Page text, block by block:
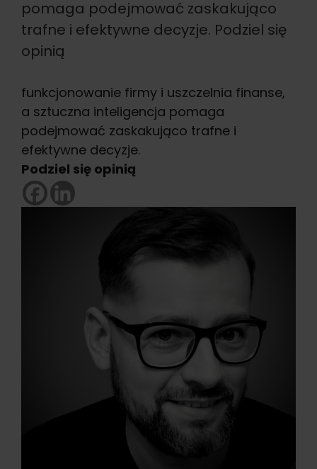
pomaga podejmować zaskakująco
trafne i efektywne decyzje. Podziel się
opinią
funkcjonowanie firmy i uszczelnia finanse,
a sztuczna inteligencja pomaga
podejmować zaskakująco trafne i
efektywne decyzje.
Podziel się opinią